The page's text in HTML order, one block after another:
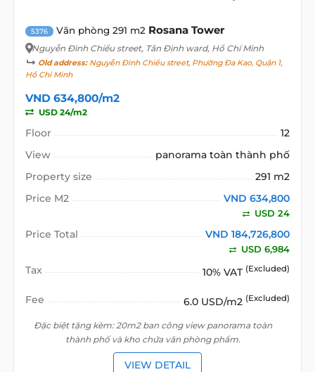
5376 Văn phòng 291 m2 Rosana Tower
Nguyễn Đình Chiểu street, Tân Định ward, Hồ Chí Minh
Old address:Nguyễn Đình Chiểu street, Phường Đa Kao, Quận 1,
Hồ Chí Minh
VND 634,800/m2
USD 24/m2
Floor
12
View
panorama toàn thành phố
Property size
291 m2
Price M2
VND 634,800
USD 24
Price Total VND 184,726,800
USD 6,984
Tax 10% VAT (Excluded)
Fee 6.0 USD/m2 (Excluded)
Đặc biệt tặng kèm: 20m2 ban công view panorama toàn
thành phố và kho chứa văn phòng phẩm.
VIEW DETAIL